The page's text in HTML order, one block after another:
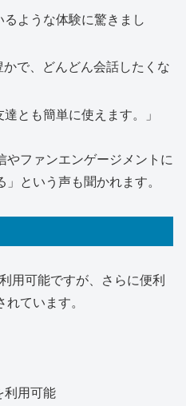
るような体験に驚きまし
かで、どんどん会話したくな
とも簡単に使えます。」
やファンエンゲージメントに
という声も聞かれます。
用可能ですが、さらに便利
ています。
利用可能